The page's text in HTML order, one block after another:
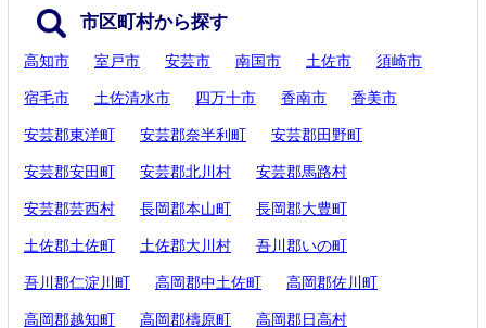
市区町村から探す
高知市 室戸市 安芸市 南国市 土佐市 須崎市
宿毛市 土佐清水市 四万十市 香南市 香美市
安芸郡東洋町 安芸郡奈半利町 安芸郡田野町
安芸郡安田町 安芸郡北川村 安芸郡馬路村
安芸郡芸西村 長岡郡本山町 長岡郡大豊町
土佐郡土佐町 土佐郡大川村 吾川郡いの町
吾川郡仁淀川町 高岡郡中土佐町 高岡郡佐川町
高岡郡越知町 高岡郡檮原町 高岡郡日高村